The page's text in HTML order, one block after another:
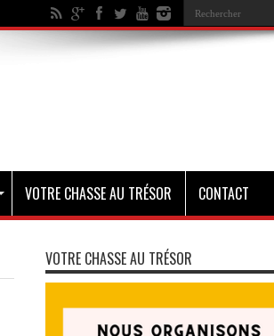
VOTRE CHASSE AU TRÉSOR CONTACT
VOTRE CHASSE AU TRÉSOR